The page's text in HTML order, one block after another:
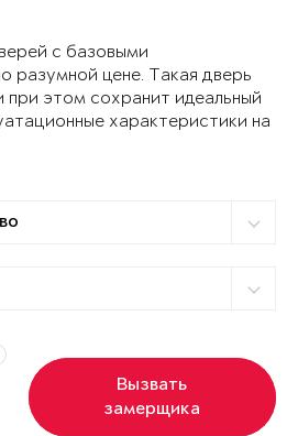
с базовыми
разумной цене. Такая дверь
этом сохранит идеальный
характеристики на
Вызвать
замерщика